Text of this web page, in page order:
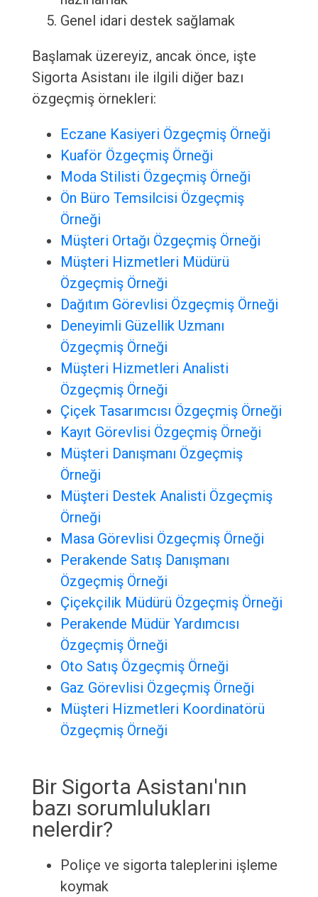
Genel idari destek sağlamak
Başlamak üzereyiz, ancak önce, işte
Sigorta Asistanı ile ilgili diğer bazı
özgeçmiş örnekleri:
Eczane Kasiyeri Özgeçmiş Örneği
Kuaför Özgeçmiş Örneği
Moda Stilisti Özgeçmiş Örneği
Ön Büro Temsilcisi Özgeçmiş
Örneği
Müşteri Ortağı Özgeçmiş Örneği
Müşteri Hizmetleri Müdürü
Özgeçmiş Örneği
Dağıtım Görevlisi Özgeçmiş Örneği
Deneyimli Güzellik Uzmanı
Özgeçmiş Örneği
Müşteri Hizmetleri Analisti
Özgeçmiş Örneği
Çiçek Tasarımcısı Özgeçmiş Örneği
Kayıt Görevlisi Özgeçmiş Örneği
Müşteri Danışmanı Özgeçmiş
Örneği
Müşteri Destek Analisti Özgeçmiş
Örneği
Masa Görevlisi Özgeçmiş Örneği
Perakende Satış Danışmanı
Özgeçmiş Örneği
Çiçekçilik Müdürü Özgeçmiş Örneği
Perakende Müdür Yardımcısı
Özgeçmiş Örneği
Oto Satış Özgeçmiş Örneği
Gaz Görevlisi Özgeçmiş Örneği
Müşteri Hizmetleri Koordinatörü
Özgeçmiş Örneği
Bir Sigorta Asistanı'nın
bazı sorumlulukları
nelerdir?
Poliçe ve sigorta taleplerini işleme
koymak